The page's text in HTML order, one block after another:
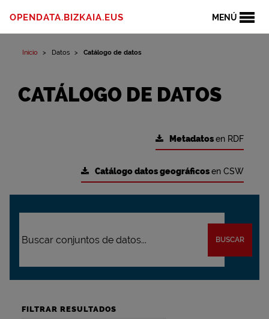
MENÚ
OPENDATA.BIZKAIA.EUS
Inicio Datos Catálogo de datos
CATÁLOGO DE DATOS
Metadatosen RDF
Catálogo datos geográficosen CSW
BUSCAR
FILTRAR RESULTADOS